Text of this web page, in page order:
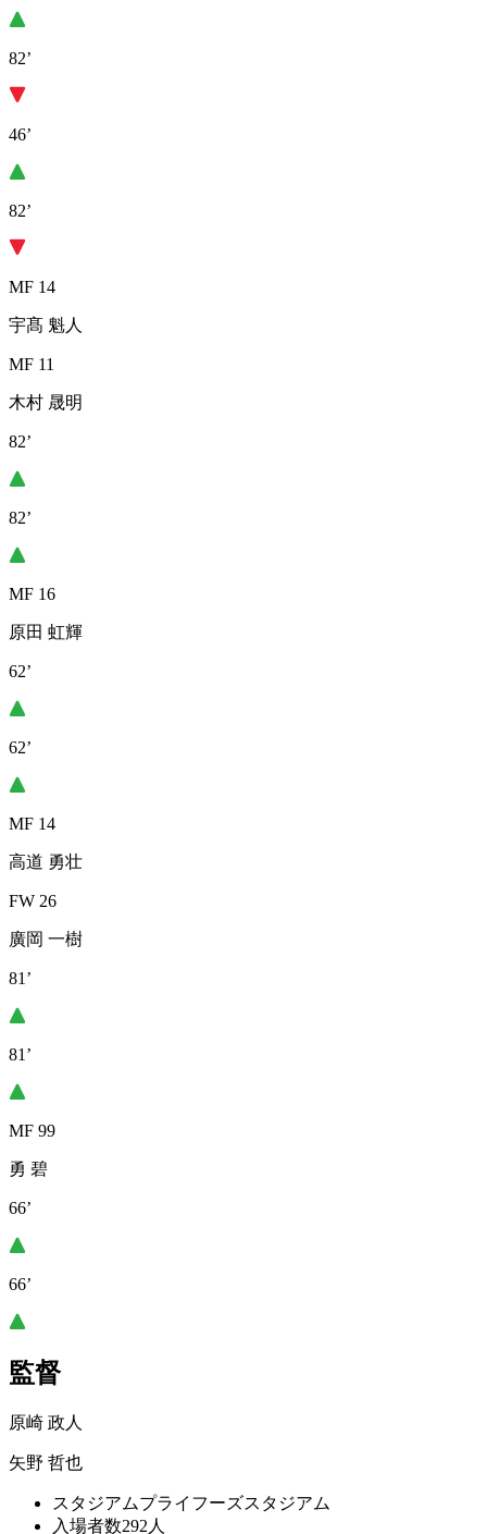
82’
46’
82’
MF 14
宇髙 魁人
MF 11
木村 晟明
82’
82’
MF 16
原田 虹輝
62’
62’
MF 14
高道 勇壮
FW 26
廣岡 一樹
81’
81’
MF 99
勇 碧
66’
66’
監督
原崎 政人
矢野 哲也
スタジアムプライフーズスタジアム
入場者数292人